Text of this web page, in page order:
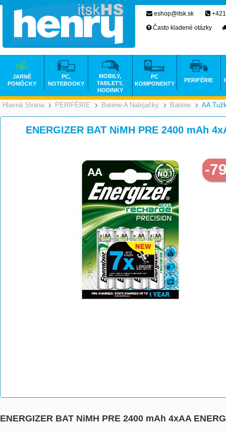
Hlavná Strana >
PERIFÉRIE >
Batérie A Nabíjačky >
Batérie AA
ENERGIZER BAT NiMH PRE 2400 mAh
-
ENERGIZER BAT NiMH PRE 2400 mAh 4xAA
eshop@itsk.sk
Často kladené otázky
JARNÉ
POMÔCKY
PC,
NOTEBOOKY
MOBILY,
TABLETY,
HODINKY
PC
KOMPONENTY
PERIFÉRIE